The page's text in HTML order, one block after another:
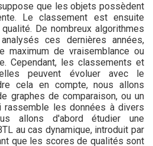
que les objets possèdent
Le classement est ensuite
De nombreux algorithmes
ces dernières années,
maximum de vraisemblance ou
Cependant, les classements et
peuvent évoluer avec le
cela en compte, nous allons
graphes de comparaison, ou un
rassemble les données à divers
allons d'abord étudier une
au cas dynamique, introduit par
que les scores de qualités sont